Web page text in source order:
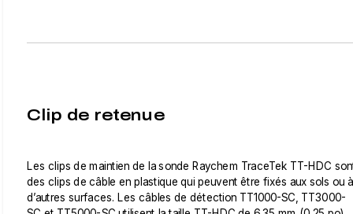
Clip de retenue
Les clips de maintien de la sonde Raychem TraceTek TT-HDC
des clips de câble en plastique qui peuvent être fixés aux sols ou à
d’autres surfaces. Les câbles de détection TT1000-SC, TT3000-